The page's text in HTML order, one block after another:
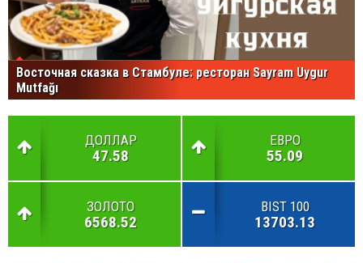
Восточная сказка в Стамбуле: ресторан Sayram Uygur
Mutfağı
ДОЛЛАР
47.58
ЕВРО
55.09
ЗОЛОТО
6568.52
BIST 100
13703.13